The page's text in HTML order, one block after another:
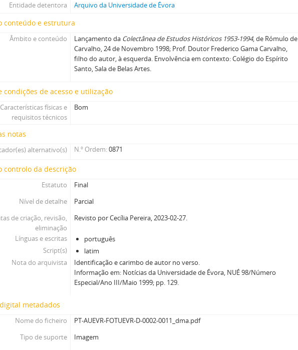
Entidade detentora Arquivo da Universidade de Évora
conteúdo e estrutura
Âmbito e conteúdo Lançamento da Colectânea de Estudos Históricos 1953-1994, de Rómulo de
Carvalho, 24 de Novembro 1998; Prof. Doutor Frederico Gama Carvalho,
filho do autor, à esquerda. Envolvência em contexto: Colégio do Espírito
Santo, Sala de Belas Artes.
condições de acesso e utilização
Características físicas e
requisitos técnicos
Bom
notas
alternativo(s) N.º Ordem 0871
controlo da descrição
Estatuto
Final
Nível de detalhe
Parcial
de criação, revisão,
eliminação
Revisto por Cecília Pereira, 2023-02-27.
Línguas e escritas
português
Script(s)
latim
Nota do arquivista
Identificação e carimbo de autor no verso.
Informação em: Notícias da Universidade de Évora, NUÉ 98/Número
Especial/Ano III/Maio 1999; pp. 129.
metadados
Nome do ficheiro
PT-AUEVR-FOTUEVR-D-0002-0011_dma.pdf
Tipo de suporte
Imagem